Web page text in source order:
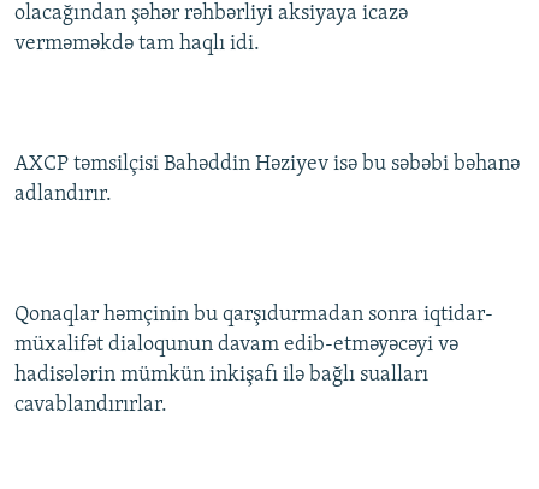
olacağından şəhər rəhbərliyi aksiyaya icazə
verməməkdə tam haqlı idi.
AXCP təmsilçisi Bahəddin Həziyev isə bu səbəbi bəhanə
adlandırır.
Qonaqlar həmçinin bu qarşıdurmadan sonra iqtidar-
müxalifət dialoqunun davam edib-etməyəcəyi və
hadisələrin mümkün inkişafı ilə bağlı sualları
cavablandırırlar.